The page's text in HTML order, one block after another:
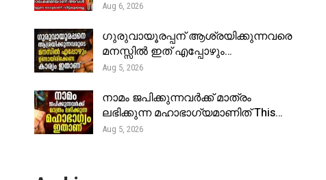
Aug 6, 2026
ഗുരുവായൂരപ്പന് ആശ്രയിക്കുന്നവരെ
മനസ്സിൽ ഇത് എപ്പോഴും…
Aug 5, 2026
നാമം ജപിക്കുന്നവർക്ക് മാത്രം
ലഭിക്കുന്ന മഹാഭാഗ്യമാണിത് This…
Aug 5, 2026